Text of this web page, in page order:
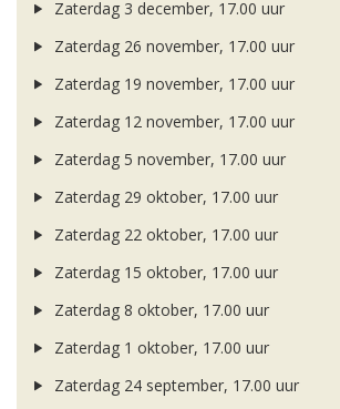
Zaterdag 3 december, 17.00 uur
Zaterdag 26 november, 17.00 uur
Zaterdag 19 november, 17.00 uur
Zaterdag 12 november, 17.00 uur
Zaterdag 5 november, 17.00 uur
Zaterdag 29 oktober, 17.00 uur
Zaterdag 22 oktober, 17.00 uur
Zaterdag 15 oktober, 17.00 uur
Zaterdag 8 oktober, 17.00 uur
Zaterdag 1 oktober, 17.00 uur
Zaterdag 24 september, 17.00 uur